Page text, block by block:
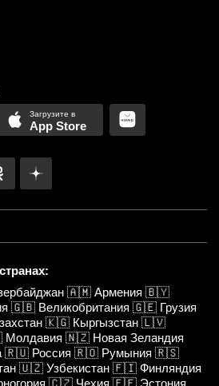
App Store
🇦🇲 Армения 🇧🇾
🇬🇧 Великобритания 🇬🇪 Грузия
🇰🇬 Кыргызстан 🇱🇻
Молдавия 🇳🇿 Новая Зеландия
🇷🇺 Россия 🇷🇴 Румыния 🇷🇸
🇺🇿 Узбекистан 🇫🇮 Финляндия
🇨🇿 Чехия 🇪🇪 Эстония